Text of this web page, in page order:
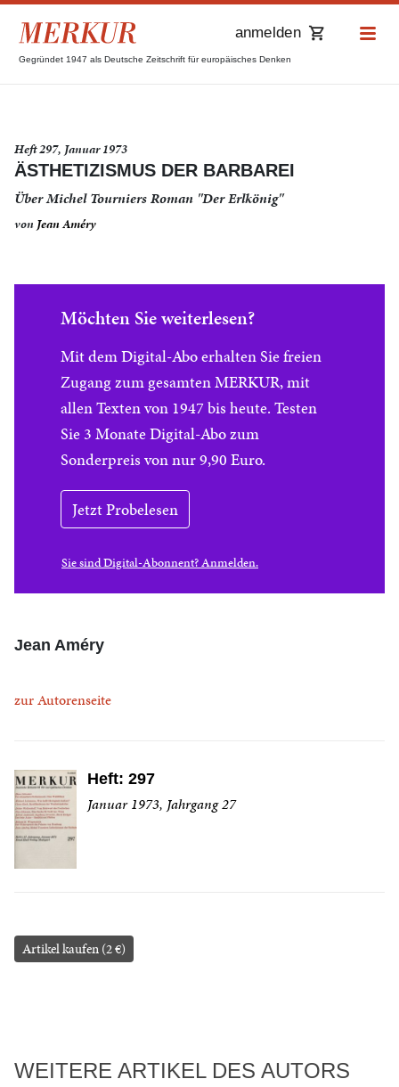
Gegründet 1947 als Deutsche Zeitschrift für europäisches Denken
anmelden
Heft 297, Januar 1973
ÄSTHETIZISMUS DER BARBAREI
Über Michel Tourniers Roman "Der Erlkönig"
von Jean Améry
Möchten Sie weiterlesen?
Mit dem Digital-Abo erhalten Sie freien
Zugang zum gesamten MERKUR, mit
allen Texten von 1947 bis heute. Testen
Sie 3 Monate Digital-Abo zum
Sonderpreis von nur 9,90 Euro.
Jetzt Probelesen
Sie sind Digital-Abonnent? Anmelden.
Jean Améry
zur Autorenseite
Heft: 297
Januar 1973, Jahrgang 27
Artikel kaufen (2 €)
WEITERE ARTIKEL DES AUTORS